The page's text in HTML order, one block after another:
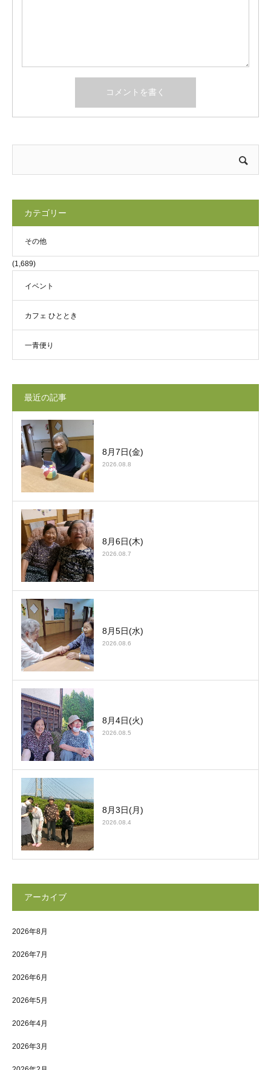
カテゴリー
その他
(1,689)
イベント
カフェ ひととき
一青便り
最近の記事
8月7日(金)
2026.08.8
8月6日(木)
2026.08.7
8月5日(水)
2026.08.6
8月4日(火)
2026.08.5
8月3日(月)
2026.08.4
アーカイブ
2026年8月
2026年7月
2026年6月
2026年5月
2026年4月
2026年3月